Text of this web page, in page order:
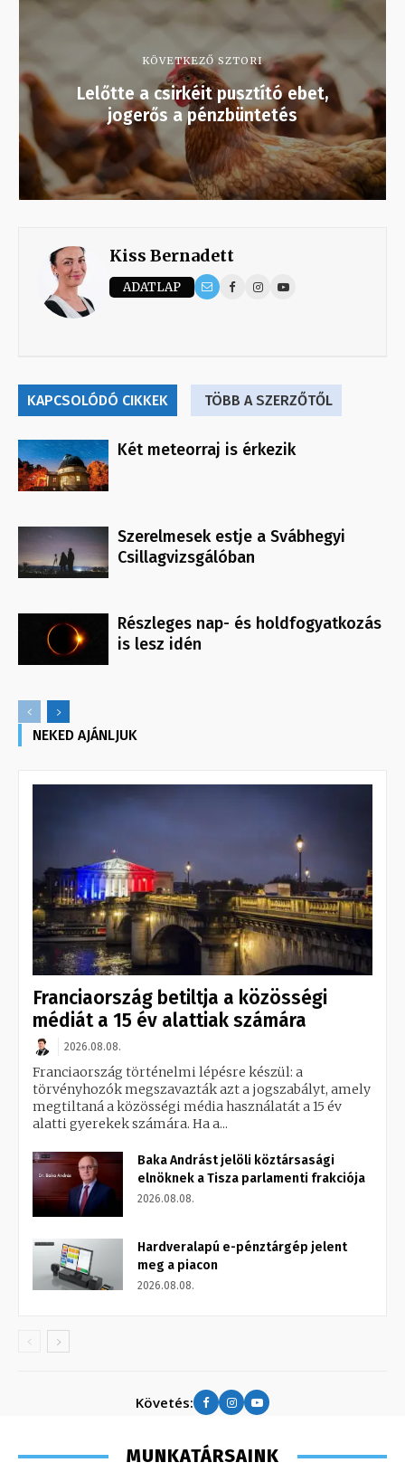
KÖVETKEZŐ SZTORI
Lelőtte a csirkéit pusztító ebet,
jogerős a pénzbüntetés
Kiss Bernadett
ADATLAP
KAPCSOLÓDÓ CIKKEK TÖBB A SZERZŐTŐL
Két meteorraj is érkezik
Szerelmesek estje a Svábhegyi
Csillagvizsgálóban
Részleges nap- és holdfogyatkozás
is lesz idén
NEKED AJÁNLJUK
Franciaország betiltja a közösségi
médiát a 15 év alattiak számára
2026.08.08.
Franciaország történelmi lépésre készül: a
törvényhozók megszavazták azt a jogszabályt, amely
megtiltaná a közösségi média használatát a 15 év
alatti gyerekek számára. Ha a...
Baka Andrást jelöli köztársasági
elnöknek a Tisza parlamenti frakciója
2026.08.08.
Hardveralapú e-pénztárgép jelent
meg a piacon
2026.08.08.
Követés:
MUNKATÁRSAINK